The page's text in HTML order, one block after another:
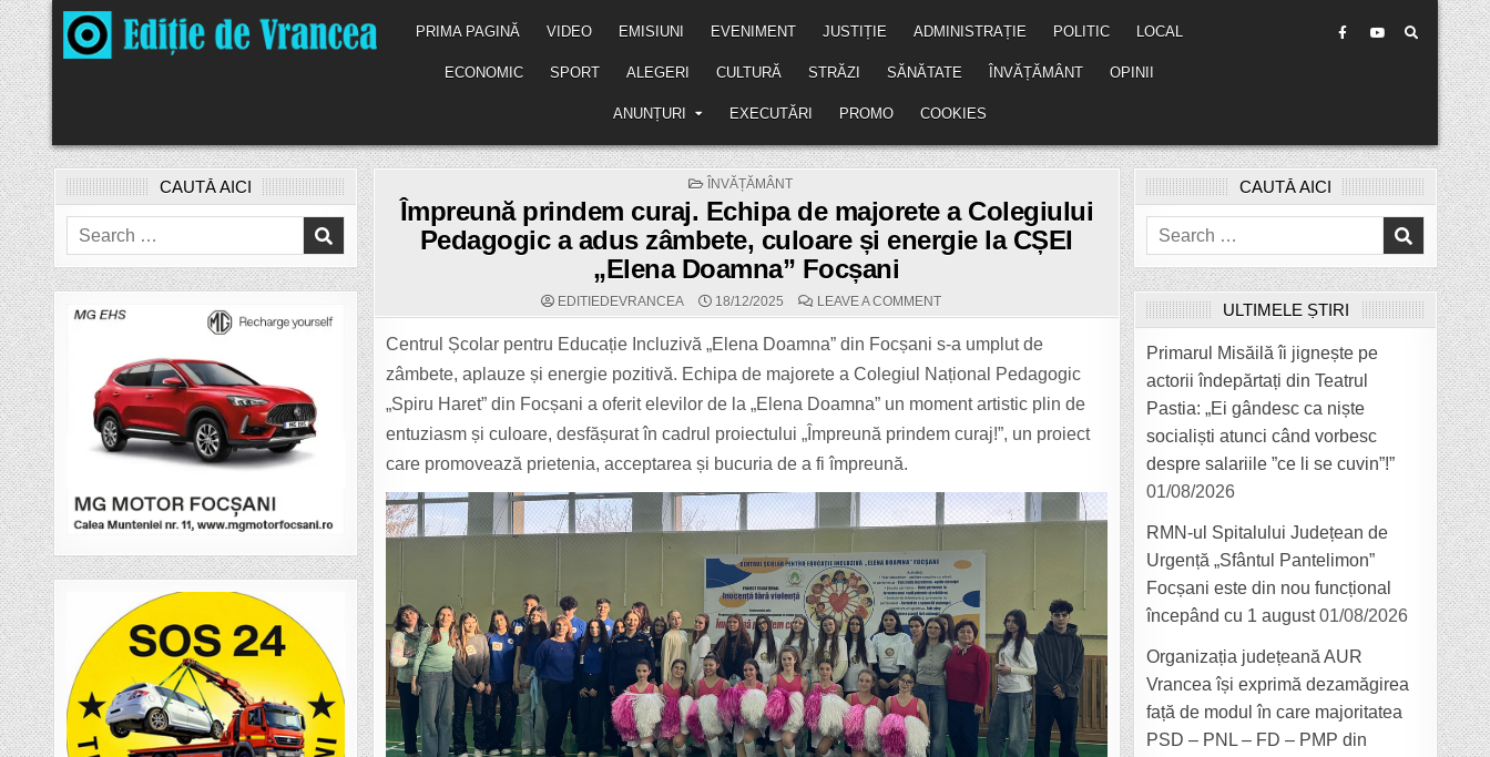
Skip
to
content
PRIMA PAGINĂ VIDEO EMISIUNI EVENIMENT JUSTIȚIE ADMINISTRAȚIE POLITIC LOCAL
ECONOMIC SPORT ALEGERI CULTURĂ STRĂZI SĂNĂTATE ÎNVĂȚĂMÂNT OPINII
ANUNȚURI EXECUTĂRI PROMO COOKIES
POSTED
ÎNVĂȚĂMÂNT
Împreună prindem curaj. Echipa de majorete a Colegiului
Pedagogic a adus zâmbete, culoare și energie la CȘEI
„Elena Doamna” Focșani
EDITIEDEVRANCEA 18/12/2025 LEAVE A COMMENTON
ÎMPREUNĂ
CURAJ.
ECHIPA
DE
MAJORETE
COLEGIULUI
A
ENERGIE
LA
CȘEI
DOAMNA”
FOCȘANI
Centrul Școlar pentru Educație Incluzivă „Elena Doamna” din Focșani s-a umplut de
zâmbete, aplauze și energie pozitivă. Echipa de majorete a Colegiul Național Pedagogic
„Spiru Haret” din Focșani a oferit elevilor de la „Elena Doamna” un moment artistic plin de
entuziasm și culoare, desfășurat în cadrul proiectului „Împreună prindem curaj!”, un proiect
care promovează prietenia, acceptarea și bucuria de a fi împreună.
CAUTĂ AICI
Search
for:
CAUTĂ AICI
Search
for:
ULTIMELE ȘTIRI
Primarul Misăilă îi jignește pe
actorii îndepărtați din Teatrul
Pastia: „Ei gândesc ca niște
socialiști atunci când vorbesc
despre salariile ”ce li se cuvin”!”
01/08/2026
RMN-ul Spitalului Județean de
Urgență „Sfântul Pantelimon”
Focșani este din nou funcțional
începând cu 1 august 01/08/2026
Organizația județeană AUR
Vrancea își exprimă dezamăgirea
față de modul în care majoritatea
PSD – PNL – FD – PMP din